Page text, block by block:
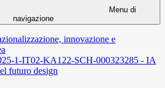
Menu di
navigazione
innovazione e
1-IT02-KA122-SCH-000323285 - IA
futuro design